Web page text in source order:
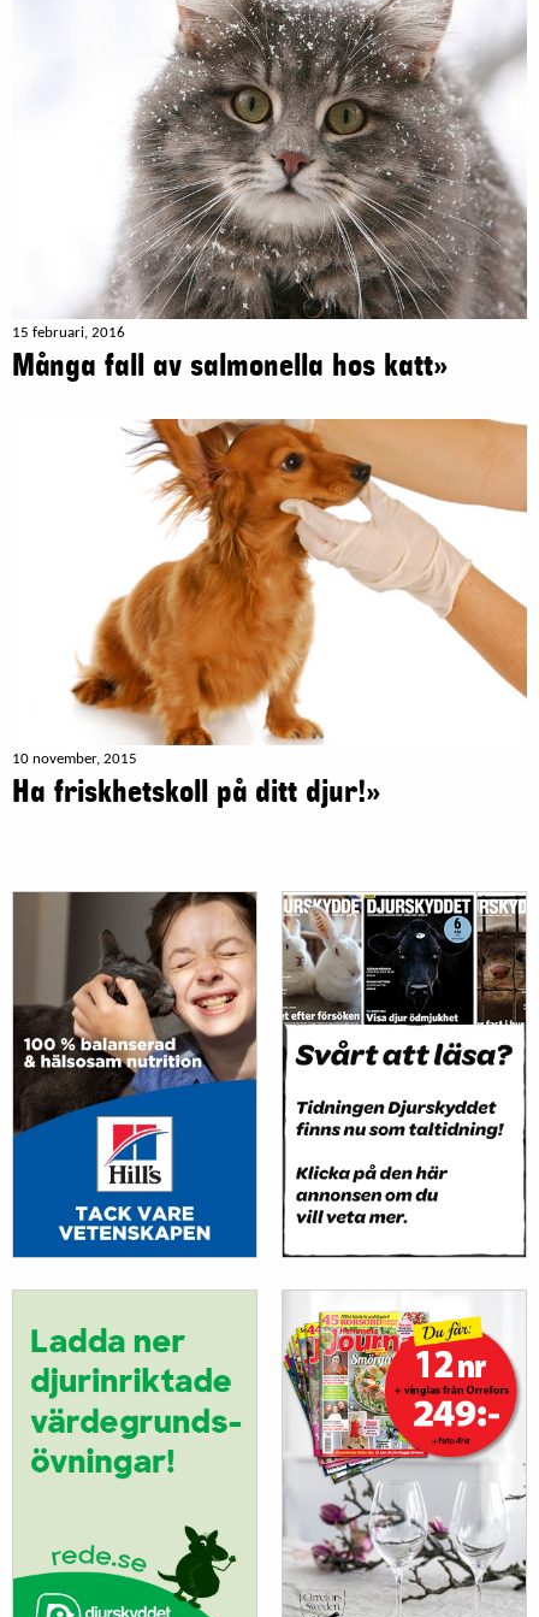
15 februari, 2016
Många fall av salmonella hos katt»
10 november, 2015
Ha friskhetskoll på ditt djur!»